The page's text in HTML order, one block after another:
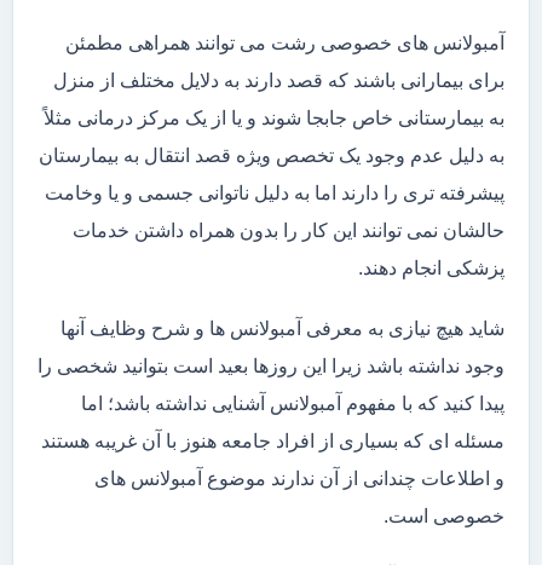
آمبولانس های خصوصی رشت می توانند همراهی مطمئن
برای بیمارانی باشند که قصد دارند به دلایل مختلف از منزل
به بیمارستانی خاص جابجا شوند و یا از یک مرکز درمانی مثلاً
به دلیل عدم وجود یک تخصص ویژه قصد انتقال به بیمارستان
پیشرفته تری را دارند اما به دلیل ناتوانی جسمی و یا وخامت
حالشان نمی توانند این کار را بدون همراه داشتن خدمات
پزشکی انجام دهند.
شاید هیچ نیازی به معرفی آمبولانس ها و شرح وظایف آنها
وجود نداشته باشد زیرا این روزها بعید است بتوانید شخصی را
پیدا کنید که با مفهوم آمبولانس آشنایی نداشته باشد؛ اما
مسئله ای که بسیاری از افراد جامعه هنوز با آن غریبه هستند
و اطلاعات چندانی از آن ندارند موضوع آمبولانس های
خصوصی است.